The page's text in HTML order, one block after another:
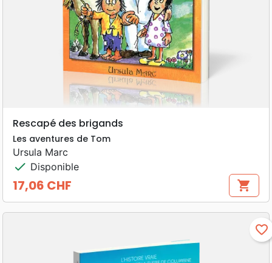
Rescapé des brigands
Les aventures de Tom
Ursula Marc
check Disponible
Prix
17,06 CHF shopping_cart
favorite_border